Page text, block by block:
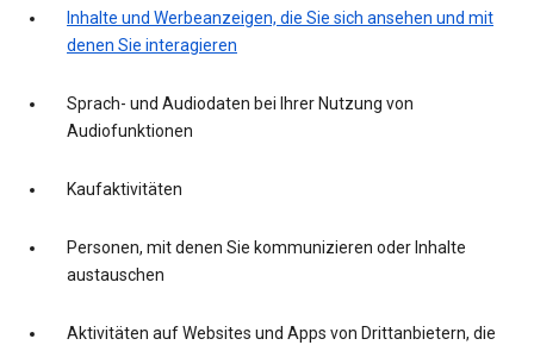
Inhalte und Werbeanzeigen, die Sie sich ansehen und mit
denen Sie interagieren
Sprach- und Audiodaten bei Ihrer Nutzung von
Audiofunktionen
Kaufaktivitäten
Personen, mit denen Sie kommunizieren oder Inhalte
austauschen
Aktivitäten auf Websites und Apps von Drittanbietern, die